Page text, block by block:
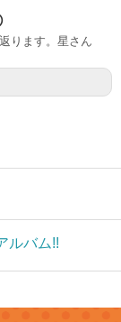
ります。星さん
ルバム!!